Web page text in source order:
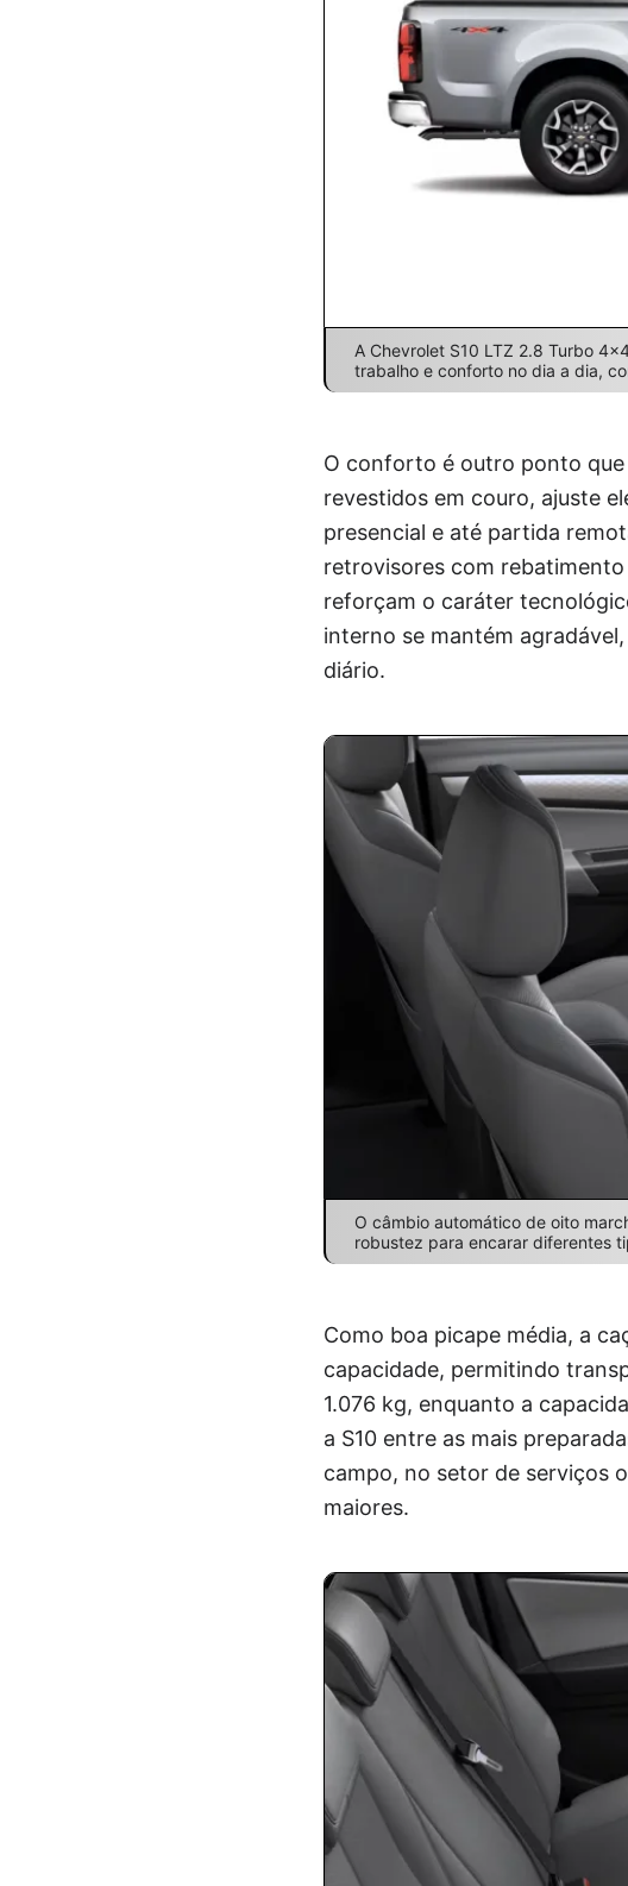
A Chevrolet S10 LTZ 2.8 Turbo
trabalho e conforto no dia a dia,
O conforto é outro ponto que
revestidos em couro, ajuste
presencial e até partida
retrovisores com
reforçam o caráter
interno se mantém
diário.
O câmbio automático de oito
robustez para encarar diferentes
Como boa picape média, a
capacidade, permitindo
1.076 kg, enquanto a
a S10 entre as mais
campo, no setor de serviços
maiores.